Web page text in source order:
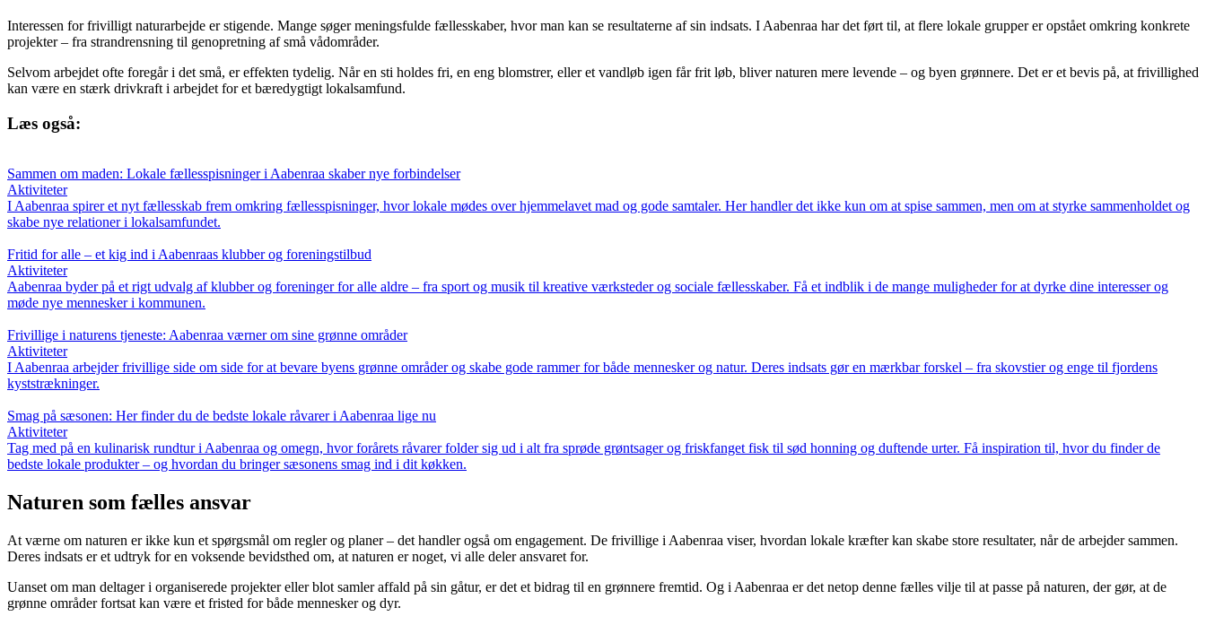
Interessen for frivilligt naturarbejde er stigende. Mange søger meningsfulde fællesskaber, hvor man kan se resultaterne af sin indsats. I Aabenraa har det ført til, at flere lokale grupper er opstået omkring konkrete
projekter – fra strandrensning til genopretning af små vådområder.
Selvom arbejdet ofte foregår i det små, er effekten tydelig. Når en sti holdes fri, en eng blomstrer, eller et vandløb igen får frit løb, bliver naturen mere levende – og byen grønnere. Det er et bevis på, at frivillighed
kan være en stærk drivkraft i arbejdet for et bæredygtigt lokalsamfund.
Læs også:
Sammen om maden: Lokale fællesspisninger i Aabenraa skaber nye forbindelser
Aktiviteter
I Aabenraa spirer et nyt fællesskab frem omkring fællesspisninger, hvor lokale mødes over hjemmelavet mad og gode samtaler. Her handler det ikke kun om at spise sammen, men om at styrke sammenholdet og
skabe nye relationer i lokalsamfundet.
Fritid for alle – et kig ind i Aabenraas klubber og foreningstilbud
Aktiviteter
Aabenraa byder på et rigt udvalg af klubber og foreninger for alle aldre – fra sport og musik til kreative værksteder og sociale fællesskaber. Få et indblik i de mange muligheder for at dyrke dine interesser og
møde nye mennesker i kommunen.
Frivillige i naturens tjeneste: Aabenraa værner om sine grønne områder
Aktiviteter
I Aabenraa arbejder frivillige side om side for at bevare byens grønne områder og skabe gode rammer for både mennesker og natur. Deres indsats gør en mærkbar forskel – fra skovstier og enge til fjordens
kyststrækninger.
Smag på sæsonen: Her finder du de bedste lokale råvarer i Aabenraa lige nu
Aktiviteter
Tag med på en kulinarisk rundtur i Aabenraa og omegn, hvor forårets råvarer folder sig ud i alt fra sprøde grøntsager og friskfanget fisk til sød honning og duftende urter. Få inspiration til, hvor du finder de
bedste lokale produkter – og hvordan du bringer sæsonens smag ind i dit køkken.
Naturen som fælles ansvar
At værne om naturen er ikke kun et spørgsmål om regler og planer – det handler også om engagement. De frivillige i Aabenraa viser, hvordan lokale kræfter kan skabe store resultater, når de arbejder sammen.
Deres indsats er et udtryk for en voksende bevidsthed om, at naturen er noget, vi alle deler ansvaret for.
Uanset om man deltager i organiserede projekter eller blot samler affald på sin gåtur, er det et bidrag til en grønnere fremtid. Og i Aabenraa er det netop denne fælles vilje til at passe på naturen, der gør, at de
grønne områder fortsat kan være et fristed for både mennesker og dyr.